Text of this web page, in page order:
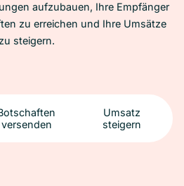
aufzubauen, Ihre Empfänger
zu erreichen und Ihre Umsätze
zu steigern.
versenden
Umsatz
steigern